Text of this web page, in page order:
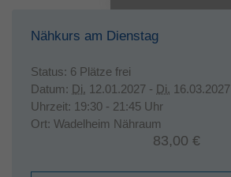
Nähkurs am Dienstag
Status: 6 Plätze frei
Datum: Di. 12.01.2027 - Di. 16.03.2027
Uhrzeit: 19:30 - 21:45 Uhr
Ort: Wadelheim Nähraum
83,00 €